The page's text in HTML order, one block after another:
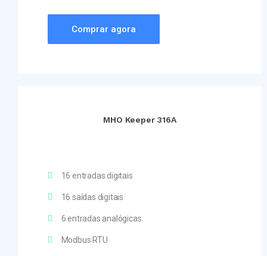
Comprar agora
MHO Keeper 316A
16 entradas digitais
16 saídas digitais
6 entradas analógicas
Modbus RTU